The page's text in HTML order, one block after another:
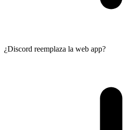
¿Discord reemplaza la web app?